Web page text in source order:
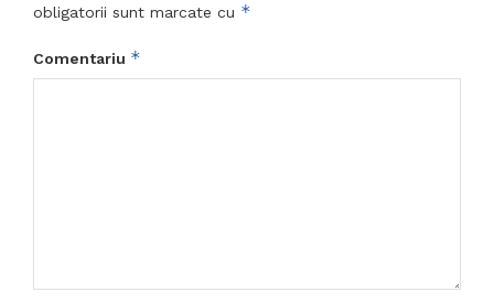
obligatorii sunt marcate cu *
Comentariu *